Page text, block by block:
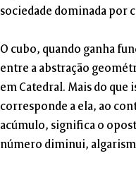
sociedade dominada por
O cubo, quando ganha
entre a abstração
em Catedral. Mais do que
corresponde a ela, ao
acúmulo, significa o
número diminui,